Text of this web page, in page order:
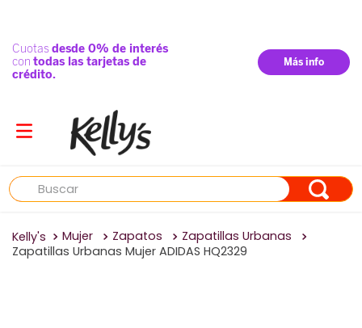
Buscar
Mujer Zapatos
Zapatillas Urbanas
Zapatillas Urbanas Mujer ADIDAS HQ2329